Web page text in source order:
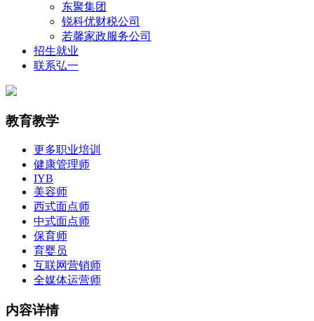
东聚集团
锐科优财税公司
若馨家政服务公司
招生就业
联系弘一
教育教学
更多职业培训
健康管理师
IYB
美容师
西式面点师
中式面点师
保育师
育婴员
互联网营销师
全媒体运营师
内容详情